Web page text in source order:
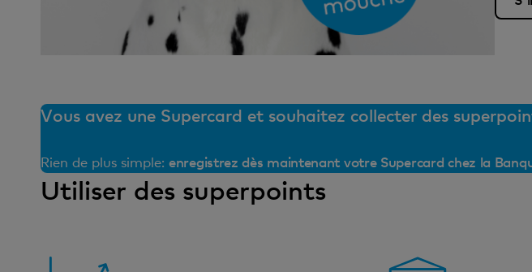
Vous avez une Supercard et souhaitez collecter des
Rien de plus simple: enregistrez dès maintenant votre Supercard chez la
Utiliser des superpoints